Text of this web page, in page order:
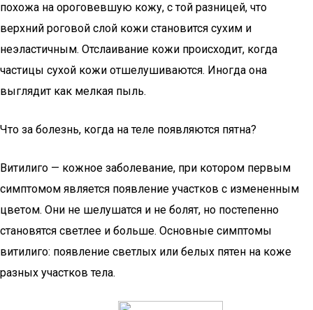
похожа на ороговевшую кожу, с той разницей, что
верхний роговой слой кожи становится сухим и
неэластичным. Отслаивание кожи происходит, когда
частицы сухой кожи отшелушиваются. Иногда она
выглядит как мелкая пыль.
Что за болезнь, когда на теле появляются пятна?
Витилиго — кожное заболевание, при котором первым
симптомом является появление участков с измененным
цветом. Они не шелушатся и не болят, но постепенно
становятся светлее и больше. Основные симптомы
витилиго: появление светлых или белых пятен на коже
разных участков тела.